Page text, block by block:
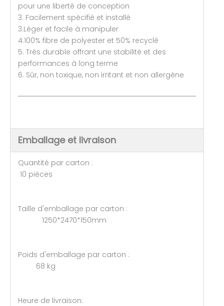
pour une liberté de conception
3. Facilement spécifié et installé
3.Léger et facile à manipuler
4.100% fibre de polyester et 50% recyclé
5. Très durable offrant une stabilité et des
performances à long terme
6. Sûr, non toxique, non irritant et non allergène
Emballage et livraison
Quantité par carton :
10 pièces
Taille d'emballage par carton :
1250*2470*150mm
Poids d'emballage par carton :
68 kg
Heure de livraison: